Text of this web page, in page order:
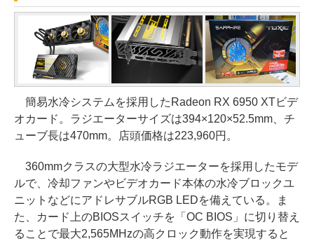
簡易水冷システムを採用したRadeon RX 6950 XTビデ
オカード。ラジエーターサイズは394×120×52.5mm、チ
ューブ長は470mm。店頭価格は223,960円。
360mmクラスの大型水冷ラジエーターを採用したモデ
ルで、冷却ファンやビデオカード本体の水冷ブロックユ
ニットなどにアドレサブルRGB LEDを備えている。ま
た、カード上のBIOSスイッチを「OC BIOS」に切り替え
ることで最大2,565MHzの高クロック動作を実現すると